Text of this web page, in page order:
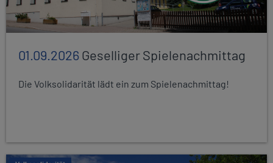
01.09.2026Geselliger Spielenachmittag
Die Volksolidarität lädt ein zum Spielenachmittag!